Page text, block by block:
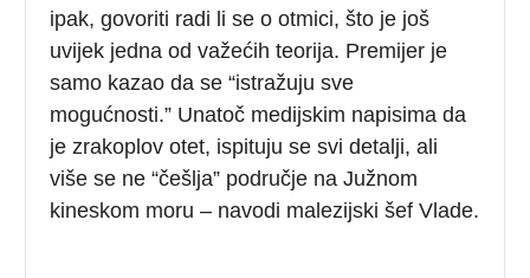
ipak, govoriti radi li se o otmici, što je još
uvijek jedna od važećih teorija. Premijer je
samo kazao da se “istražuju sve
mogućnosti.” Unatoč medijskim napisima da
je zrakoplov otet, ispituju se svi detalji, ali
više se ne “češlja” područje na Južnom
kineskom moru – navodi malezijski šef Vlade.